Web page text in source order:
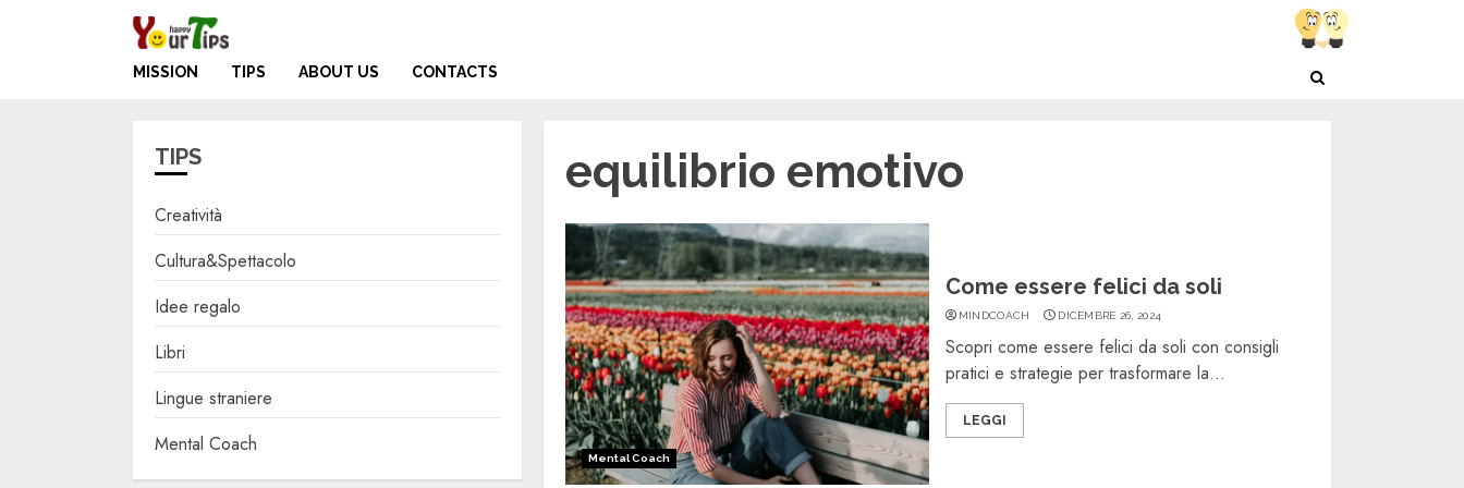
MISSION TIPS ABOUT US CONTACTS
equilibrio emotivo
Mental Coach
Come essere felici da soli
MINDCOACH DICEMBRE 26, 2024
Scopri come essere felici da soli con consigli
pratici e strategie per trasformare la...
LEGGI
TIPS
Creatività
Cultura&Spettacolo
Idee regalo
Libri
Lingue straniere
Mental Coach